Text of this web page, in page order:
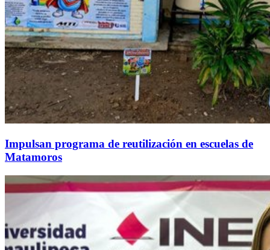
Impulsan programa de reutilización en escuelas de
Matamoros